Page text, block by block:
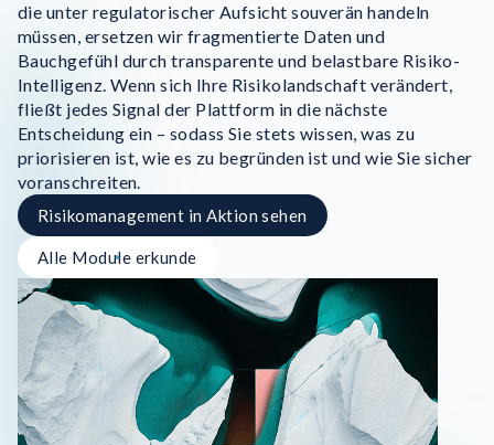
die unter regulatorischer Aufsicht souverän handeln
müssen, ersetzen wir fragmentierte Daten und
Bauchgefühl durch transparente und belastbare Risiko-
Intelligenz. Wenn sich Ihre Risikolandschaft verändert,
fließt jedes Signal der Plattform in die nächste
Entscheidung ein – sodass Sie stets wissen, was zu
priorisieren ist, wie es zu begründen ist und wie Sie sicher
voranschreiten.
Risikomanagement in Aktion sehen
Alle Module erkunde